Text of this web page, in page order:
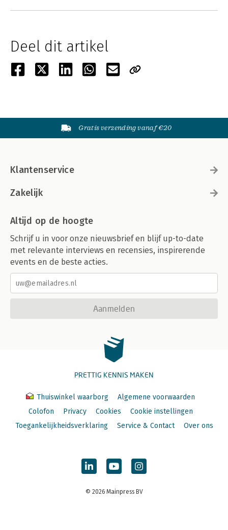
Deel dit artikel
Gratis verzending vanaf €20
Klantenservice
Zakelijk
Altijd op de hoogte
Schrijf u in voor onze nieuwsbrief en blijf up-to-date
met relevante interviews en recensies, inspirerende
events en de beste acties.
Aanmelden
PRETTIG KENNIS MAKEN
Thuiswinkel waarborg
Algemene voorwaarden
Colofon
Privacy Cookies
Cookie instellingen
Toegankelijkheidsverklaring
Service & Contact Over ons
© 2026 Mainpress BV